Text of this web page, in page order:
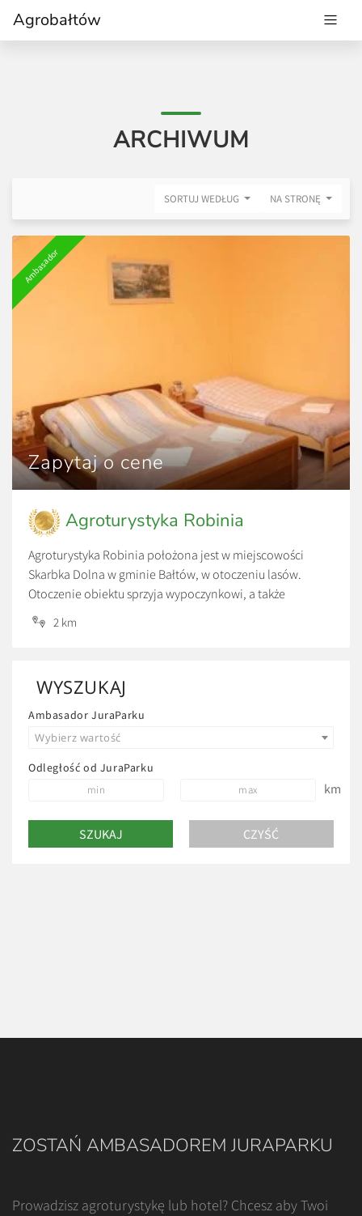
Agrobałtów
ARCHIWUM
SORTUJ WEDŁUG NA STRONĘ
Ambasador
Zapytaj o cene
Agroturystyka Robinia
Agroturystyka Robinia położona jest w miejscowości
Skarbka Dolna w gminie Bałtów, w otoczeniu lasów.
Otoczenie obiektu sprzyja wypoczynkowi, a także
aktywności fizycznej. W bezpośrednim sąsiedztwie
znajduje się Park Linowy Skarbka oraz Bałtowski Kompleks
2 km
WYSZUKAJ
Ambasador JuraParku
Wybierz wartość
Odległość od JuraParku
km
ZOSTAŃ AMBASADOREM JURAPARKU
Prowadzisz agroturystykę lub hotel? Chcesz aby Twoi